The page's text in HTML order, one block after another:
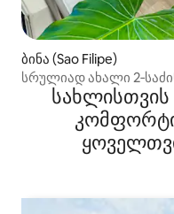
ბინა (Sao Filipe)
სრულიად ახალი
Wi‑Fi კავშირით
კომფორტი